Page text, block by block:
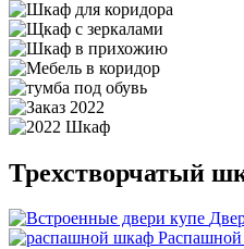
Трехстворчатый